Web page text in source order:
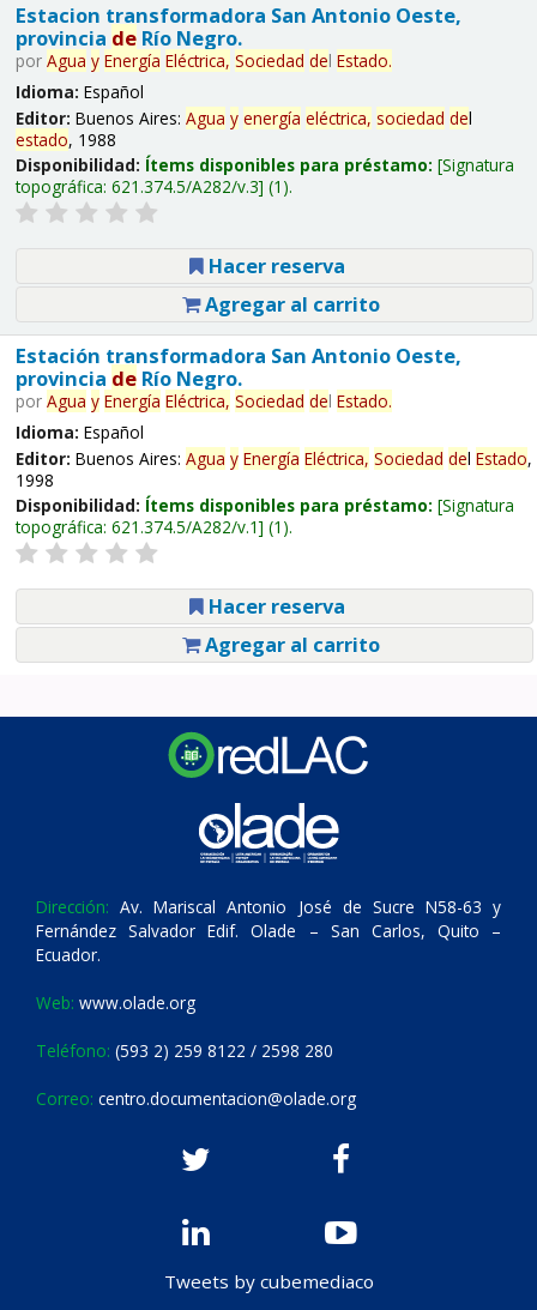
Estacion transformadora San Antonio Oeste,
provincia deRío Negro.
por Agua y Energía Eléctrica, Sociedad del Estado.
Idioma: Español
Editor: Buenos Aires: Agua y energía eléctrica, sociedad del
estado, 1988
Disponibilidad: Ítems disponibles para préstamo: Signatura
topográfica: 621.374.5/A282/v.3 (1).
Hacer reserva
Agregar al carrito
Estación transformadora San Antonio Oeste,
provincia deRío Negro.
por Agua y Energía Eléctrica, Sociedad del Estado.
Idioma: Español
Editor: Buenos Aires: Agua y Energía Eléctrica, Sociedad del Estado,
1998
Disponibilidad: Ítems disponibles para préstamo: Signatura
topográfica: 621.374.5/A282/v.1 (1).
Hacer reserva
Agregar al carrito
Dirección: Av. Mariscal Antonio José de Sucre N58-63 y
Fernández Salvador Edif. Olade – San Carlos, Quito –
Ecuador.
Web: www.olade.org
Teléfono: (593 2) 259 8122 / 2598 280
Correo: centro.documentacion@olade.org
Tweets by cubemediaco